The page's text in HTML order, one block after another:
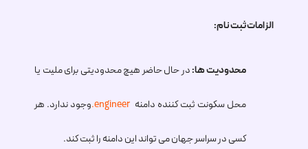
الزامات ثبت نام:
محدودیت ها:در حال حاضر هیچ محدودیتی برای ملیت یا
محل سکونت ثبت کننده دامنه .engineerوجود ندارد. هر
کسی در سراسر جهان می تواند این دامنه را ثبت کند.